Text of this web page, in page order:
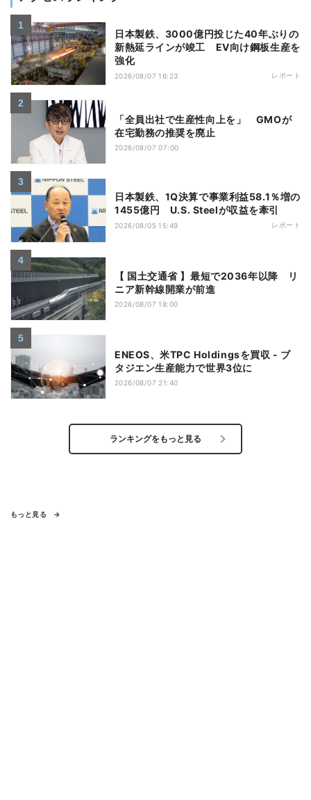
日本製鉄、3000億円投じた40年ぶりの
新熱延ラインが竣工 EV向け鋼板生産を
強化
2026/08/07 16:23 レポート
「全員出社で生産性向上を」 GMOが
在宅勤務の推奨を廃止
2026/08/07 07:00
日本製鉄、1Q決算で事業利益58.1％増の
1455億円 U.S. Steelが収益を牽引
2026/08/05 15:49 レポート
【 国土交通省 】最短で2036年以降 リ
ニア新幹線開業が前進
2026/08/07 18:00
ENEOS、米TPC Holdingsを買収 - ブ
タジエン生産能力で世界3位に
2026/08/07 21:40
ランキングをもっと見る
もっと見る